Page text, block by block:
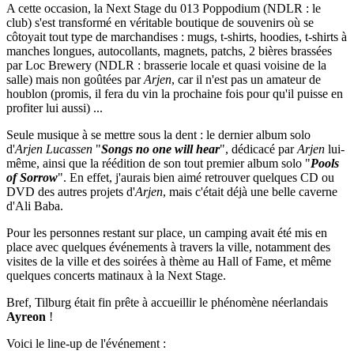
A cette occasion, la Next Stage du 013 Poppodium (NDLR : le
club) s'est transformé en véritable boutique de souvenirs où se
côtoyait tout type de marchandises : mugs, t-shirts, hoodies, t-shirts à
manches longues, autocollants, magnets, patchs, 2 bières brassées
par Loc Brewery (NDLR : brasserie locale et quasi voisine de la
salle) mais non goûtées parArjen, car il n'est pas un amateur de
houblon (promis, il fera du vin la prochaine fois pour qu'il puisse en
profiter lui aussi) ...
Seule musique à se mettre sous la dent : le dernier album solo
d'Arjen Lucassen "Songs no one will hear", dédicacé parArjen lui-
même, ainsi que la réédition de son tout premier album solo "Pools
of Sorrow". En effet, j'aurais bien aimé retrouver quelques CD ou
DVD des autres projets d'Arjen, mais c'était déjà une belle caverne
d'Ali Baba.
Pour les personnes restant sur place, un camping avait été mis en
place avec quelques événements à travers la ville, notamment des
visites de la ville et des soirées à thème au Hall of Fame, et même
quelques concerts matinaux à la Next Stage.
Bref, Tilburg était fin prête à accueillir le phénomène néerlandais
Ayreon !
Voici le line-up de l'événement :